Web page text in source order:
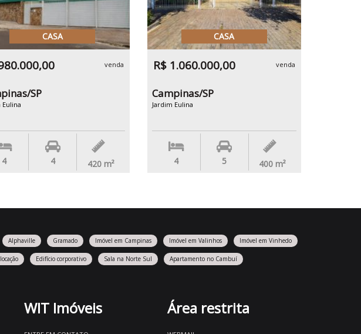
CASA
venda
SP
Eulina
4 4 420 m²
CASA
R$ 1.060.000,00 venda
Campinas/SP
Jardim Eulina
4 5 400 m²
Alphaville Gramado Imóvel em Campinas Imóvel em Valinhos Imóvel em Vinhedo
Edifício corporativo Sala na Norte Sul Apartamento no Cambuí
WIT Imóveis Área restrita